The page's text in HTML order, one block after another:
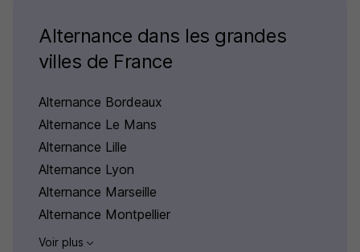
Alternance dans les grandes
villes de France
Alternance Bordeaux
Alternance Le Mans
Alternance Lille
Alternance Lyon
Alternance Marseille
Alternance Montpellier
Voir plus